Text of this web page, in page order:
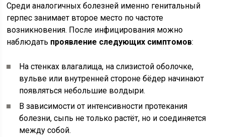
Среди аналогичных болезней именно генитальный
герпес занимает второе место по частоте
возникновения. После инфицирования можно
наблюдать проявление следующих симптомов:
На стенках влагалища, на слизистой оболочке,
вульве или внутренней стороне бёдер начинают
появляться небольшие волдыри.
В зависимости от интенсивности протекания
болезни, сыпь не только растёт, но и соединяется
между собой.